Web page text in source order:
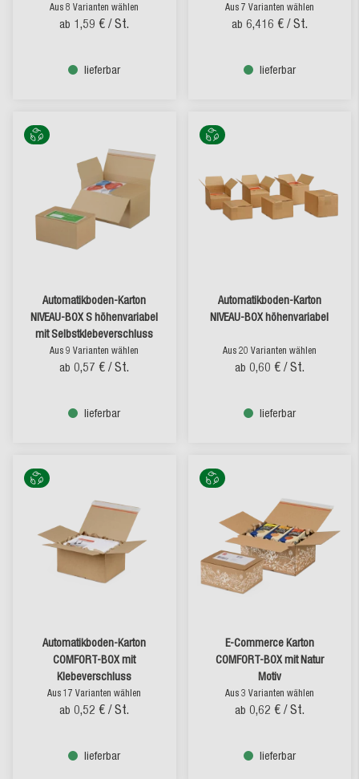
Aus 8 Varianten wählen
ab 1,59 € / St.
lieferbar
Aus 7 Varianten wählen
ab 6,416 € / St.
lieferbar
Automatikboden-Karton
NIVEAU-BOX S höhenvariabel
mit Selbstklebeverschluss
Aus 9 Varianten wählen
ab 0,57 € / St.
lieferbar
Automatikboden-Karton
NIVEAU-BOX höhenvariabel
Aus 20 Varianten wählen
ab 0,60 € / St.
lieferbar
Automatikboden-Karton
COMFORT-BOX mit
Klebeverschluss
Aus 17 Varianten wählen
ab 0,52 € / St.
lieferbar
E-Commerce Karton
COMFORT-BOX mit Natur
Motiv
Aus 3 Varianten wählen
ab 0,62 € / St.
lieferbar